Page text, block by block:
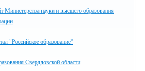
Министерства науки и высшего образования
"Российское образование"
Свердловской области